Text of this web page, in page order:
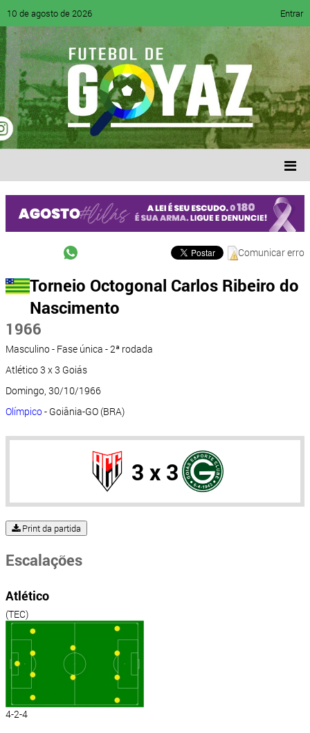
10 de agosto de 2026 Entrar
Comunicar erro
Torneio Octogonal Carlos Ribeiro do
Nascimento
1966
Masculino - Fase única - 2ª rodada
Atlético 3 x 3 Goiás
Domingo, 30/10/1966
Olímpico- Goiânia-GO (BRA)
3 x 3
Print da partida
Escalações
Atlético
(TEC)
4-2-4